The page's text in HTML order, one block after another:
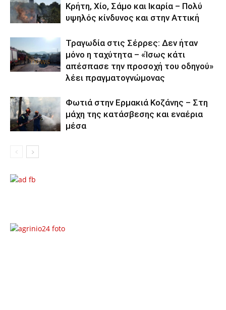
Κρήτη, Χίο, Σάμο και Ικαρία – Πολύ
υψηλός κίνδυνος και στην Αττική
Τραγωδία στις Σέρρες: Δεν ήταν
μόνο η ταχύτητα – «Ίσως κάτι
απέσπασε την προσοχή του οδηγού»
λέει πραγματογνώμονας
Φωτιά στην Ερμακιά Κοζάνης – Στη
μάχη της κατάσβεσης και εναέρια
μέσα